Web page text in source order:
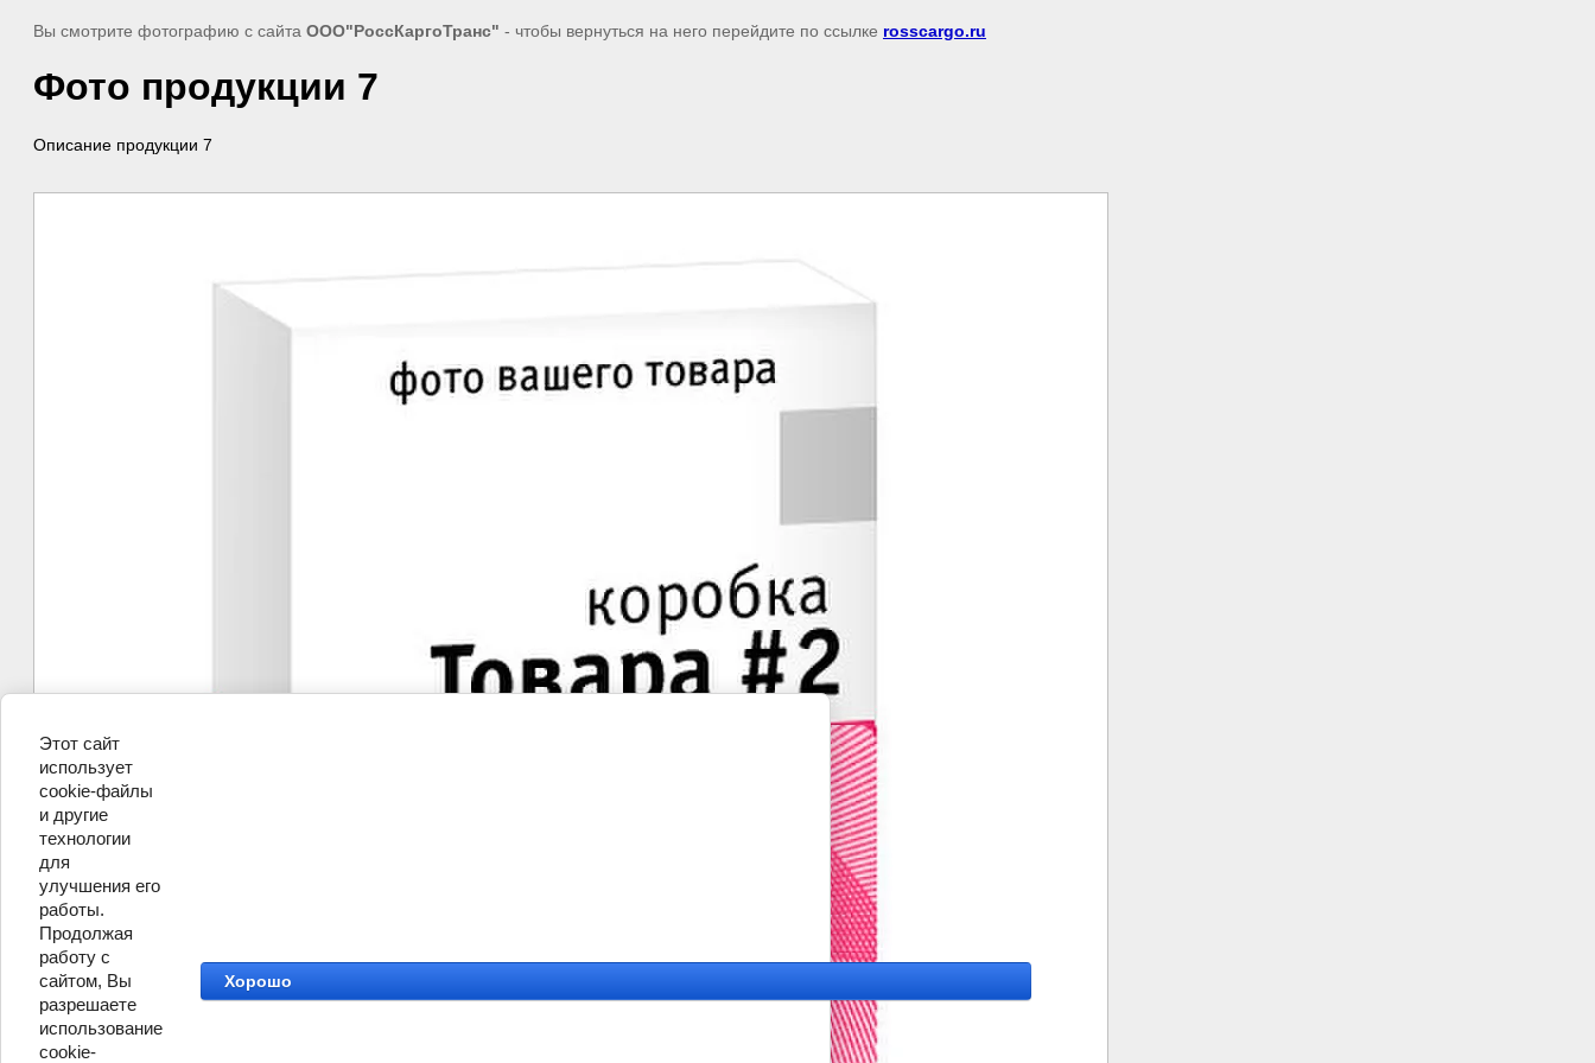
Вы смотрите фотографию с сайта ООО"РоссКаргоТранс" - чтобы вернуться на него перейдите по ссылке rosscargo.ru
Фото продукции 7
Описание продукции 7
Этот сайт
использует
cookie-файлы
и другие
технологии
для
улучшения его
работы.
Продолжая
работу с
сайтом, Вы
разрешаете
использование
cookie-
Хорошо